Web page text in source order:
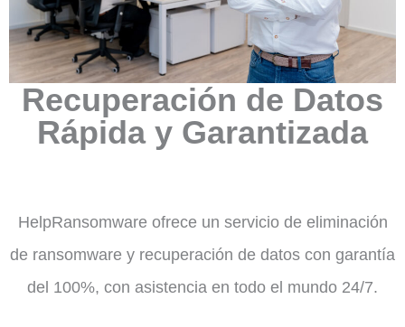
Recuperación de Datos
Rápida y Garantizada
HelpRansomware ofrece un servicio de eliminación
de ransomware y recuperación de datos con garantía
del 100%, con asistencia en todo el mundo 24/7.